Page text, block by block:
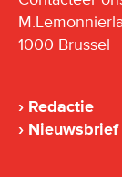
1000 Brussel
Redactie
Nieuwsbrief